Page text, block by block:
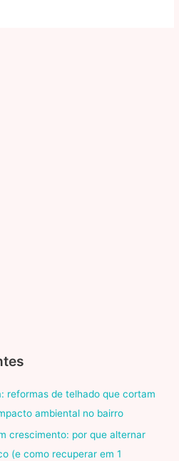
reformas de telhado que cortam
ambiental no bairro
crescimento: por que alternar
(e como recuperar em 1